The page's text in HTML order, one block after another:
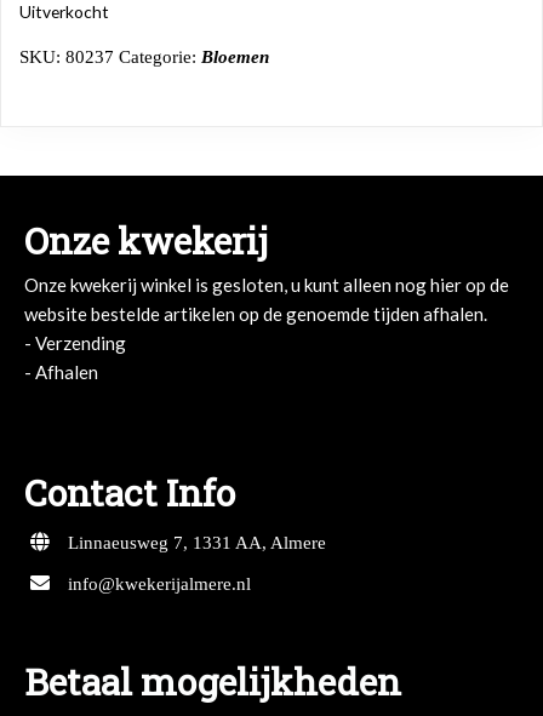
Uitverkocht
SKU: 80237 Categorie: Bloemen
Onze kwekerij
Onze kwekerij winkel is gesloten, u kunt alleen nog hier op de
website bestelde artikelen op de genoemde tijden afhalen.
- Verzending
- Afhalen
Contact Info
Linnaeusweg 7, 1331 AA, Almere
info@kwekerijalmere.nl
Betaal mogelijkheden